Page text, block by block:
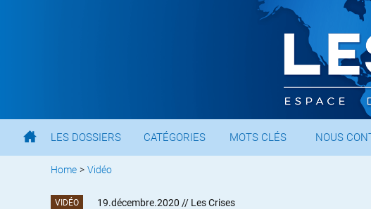
LES DOSSIERS CATÉGORIES MOTS CLÉS NOUS
Home > Vidéo
VIDÉO 19.décembre.2020 // Les Crises